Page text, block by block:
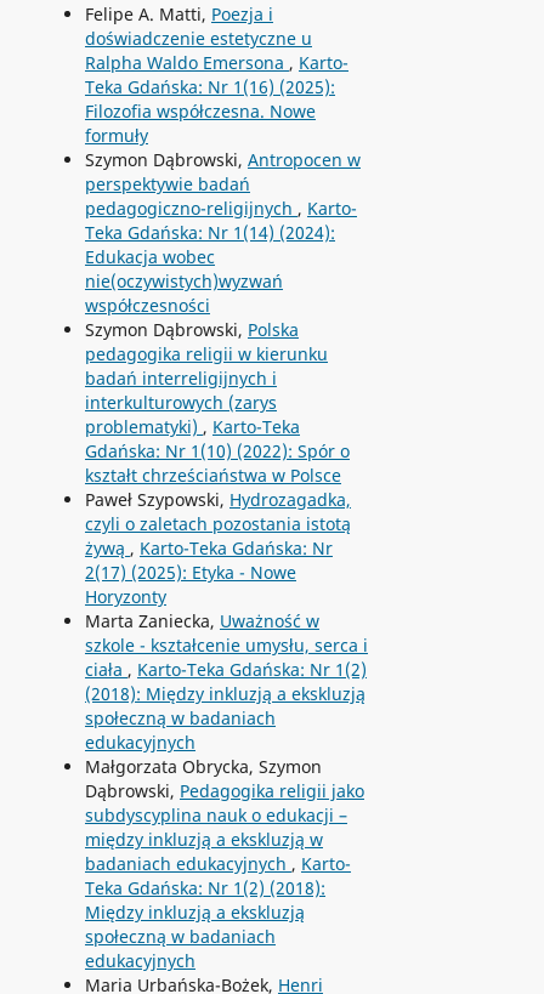
Felipe A. Matti, Poezja i
doświadczenie estetyczne u
Ralpha Waldo Emersona , Karto-
Teka Gdańska: Nr 1(16) (2025):
Filozofia współczesna. Nowe
formuły
Szymon Dąbrowski, Antropocen w
perspektywie badań
pedagogiczno-religijnych , Karto-
Teka Gdańska: Nr 1(14) (2024):
Edukacja wobec
nie(oczywistych)wyzwań
współczesności
Szymon Dąbrowski, Polska
pedagogika religii w kierunku
badań interreligijnych i
interkulturowych (zarys
problematyki) , Karto-Teka
Gdańska: Nr 1(10) (2022): Spór o
kształt chrześciaństwa w Polsce
Paweł Szypowski, Hydrozagadka,
czyli o zaletach pozostania istotą
żywą , Karto-Teka Gdańska: Nr
2(17) (2025): Etyka - Nowe
Horyzonty
Marta Zaniecka, Uważność w
szkole - kształcenie umysłu, serca i
ciała , Karto-Teka Gdańska: Nr 1(2)
(2018): Między inkluzją a ekskluzją
społeczną w badaniach
edukacyjnych
Małgorzata Obrycka, Szymon
Dąbrowski, Pedagogika religii jako
subdyscyplina nauk o edukacji –
między inkluzją a ekskluzją w
badaniach edukacyjnych , Karto-
Teka Gdańska: Nr 1(2) (2018):
Między inkluzją a ekskluzją
społeczną w badaniach
edukacyjnych
Maria Urbańska-Bożek, Henri